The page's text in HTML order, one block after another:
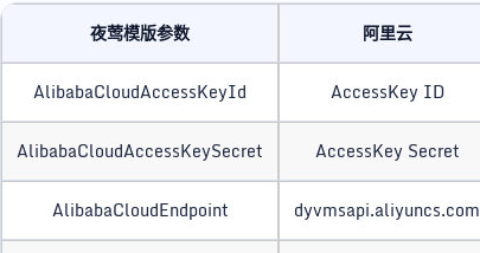
夜莺模版参数 阿里云
AlibabaCloudAccessKeyId AccessKey ID
AlibabaCloudAccessKeySecret AccessKey Secret
AlibabaCloudEndpoint dyvmsapi.aliyuncs.com